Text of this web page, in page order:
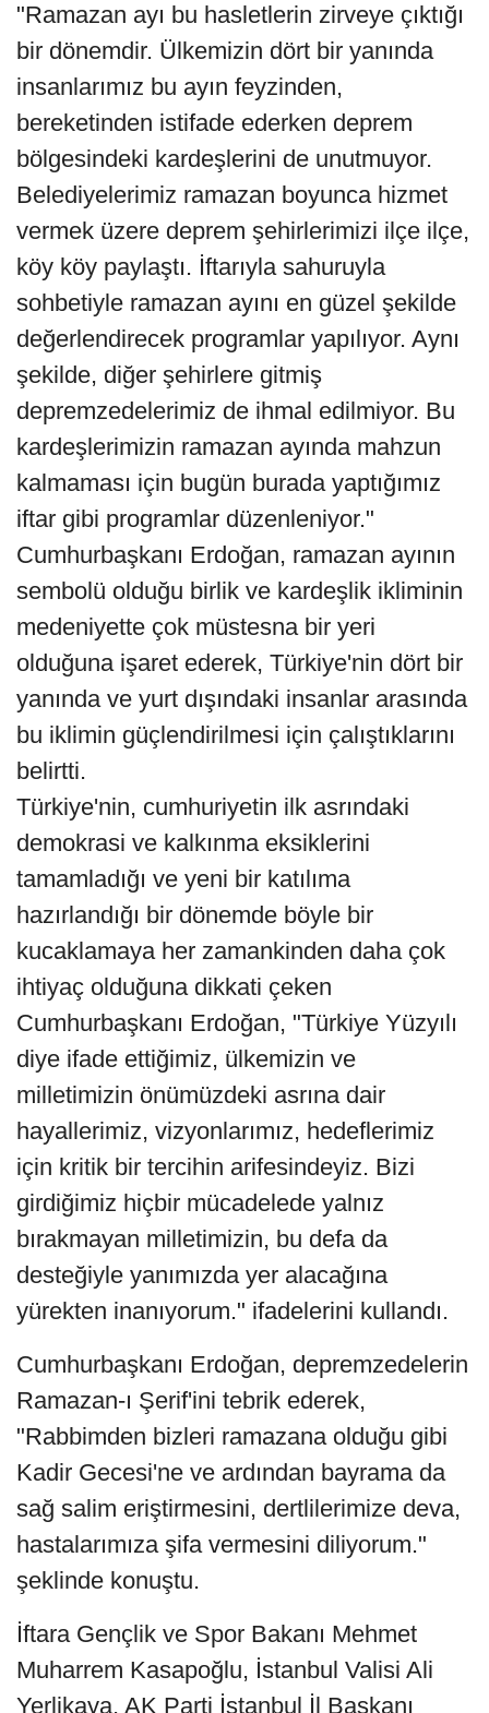
"Ramazan ayı bu hasletlerin zirveye çıktığı
bir dönemdir. Ülkemizin dört bir yanında
insanlarımız bu ayın feyzinden,
bereketinden istifade ederken deprem
bölgesindeki kardeşlerini de unutmuyor.
Belediyelerimiz ramazan boyunca hizmet
vermek üzere deprem şehirlerimizi ilçe ilçe,
köy köy paylaştı. İftarıyla sahuruyla
sohbetiyle ramazan ayını en güzel şekilde
değerlendirecek programlar yapılıyor. Aynı
şekilde, diğer şehirlere gitmiş
depremzedelerimiz de ihmal edilmiyor. Bu
kardeşlerimizin ramazan ayında mahzun
kalmaması için bugün burada yaptığımız
iftar gibi programlar düzenleniyor."
Cumhurbaşkanı Erdoğan, ramazan ayının
sembolü olduğu birlik ve kardeşlik ikliminin
medeniyette çok müstesna bir yeri
olduğuna işaret ederek, Türkiye'nin dört bir
yanında ve yurt dışındaki insanlar arasında
bu iklimin güçlendirilmesi için çalıştıklarını
belirtti.
Türkiye'nin, cumhuriyetin ilk asrındaki
demokrasi ve kalkınma eksiklerini
tamamladığı ve yeni bir katılıma
hazırlandığı bir dönemde böyle bir
kucaklamaya her zamankinden daha çok
ihtiyaç olduğuna dikkati çeken
Cumhurbaşkanı Erdoğan, "Türkiye Yüzyılı
diye ifade ettiğimiz, ülkemizin ve
milletimizin önümüzdeki asrına dair
hayallerimiz, vizyonlarımız, hedeflerimiz
için kritik bir tercihin arifesindeyiz. Bizi
girdiğimiz hiçbir mücadelede yalnız
bırakmayan milletimizin, bu defa da
desteğiyle yanımızda yer alacağına
yürekten inanıyorum." ifadelerini kullandı.
Cumhurbaşkanı Erdoğan, depremzedelerin
Ramazan-ı Şerif'ini tebrik ederek,
"Rabbimden bizleri ramazana olduğu gibi
Kadir Gecesi'ne ve ardından bayrama da
sağ salim eriştirmesini, dertlilerimize deva,
hastalarımıza şifa vermesini diliyorum."
şeklinde konuştu.
İftara Gençlik ve Spor Bakanı Mehmet
Muharrem Kasapoğlu, İstanbul Valisi Ali
Yerlikaya, AK Parti İstanbul İl Başkanı